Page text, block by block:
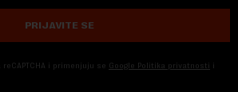
PRIJAVITE SE
i primenjuju se Google Politika privatnosti i